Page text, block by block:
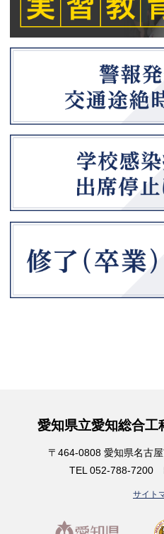
愛知県立愛知総合
〒464-0808 愛知県名古
TEL 052-788-7200
サイト